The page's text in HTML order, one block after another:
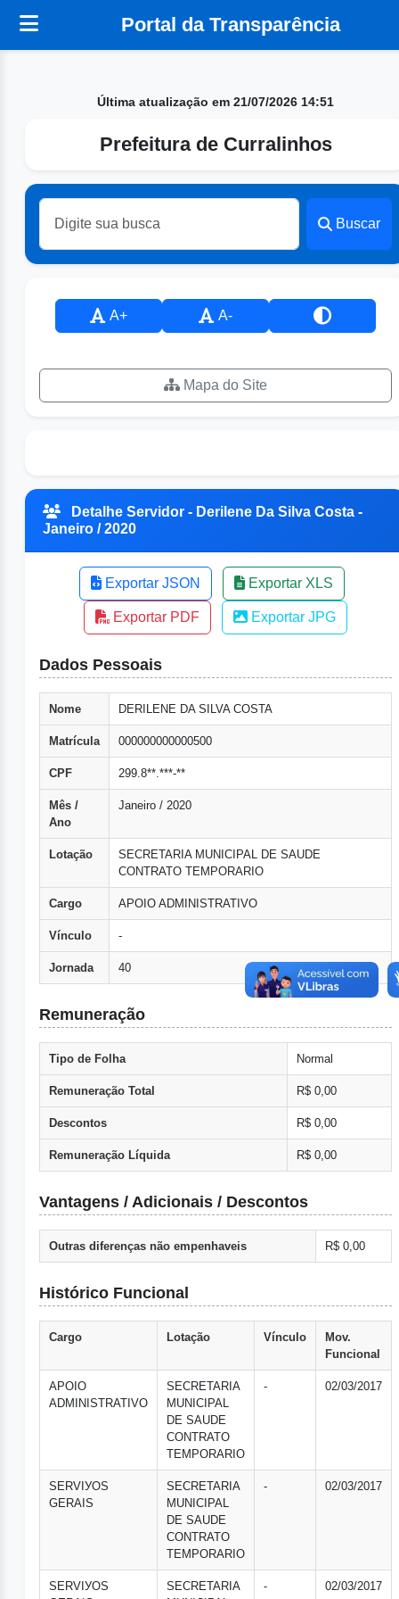
Portal da Transparência
Última atualização em 21/07/2026 14:51
Prefeitura de Curralinhos
Buscar
A+ A-
Mapa do Site
Detalhe Servidor - Derilene Da Silva Costa -
Janeiro / 2020
Exportar JSON Exportar XLS
Exportar PDF Exportar JPG
Dados Pessoais
Nome DERILENE DA SILVA COSTA
Matrícula 000000000000500
CPF 299.8**.***-**
Mês /
Ano
Janeiro / 2020
Lotação
SECRETARIA MUNICIPAL DE SAUDE
CONTRATO TEMPORARIO
Cargo APOIO ADMINISTRATIVO
Vínculo -
Jornada 40
Remuneração
Tipo de Folha Normal
Remuneração Total R$ 0,00
Descontos R$ 0,00
Remuneração Líquida R$ 0,00
Vantagens / Adicionais / Descontos
Outras diferenças não empenhaveis R$ 0,00
Histórico Funcional
Cargo Lotação Vínculo
Mov.
Funcional
APOIO
ADMINISTRATIVO
SECRETARIA
MUNICIPAL
DE SAUDE
CONTRATO
TEMPORARIO
- 02/03/2017
SERVIУOS
GERAIS
SECRETARIA
MUNICIPAL
DE SAUDE
CONTRATO
TEMPORARIO
- 02/03/2017
SERVIУOS
SECRETARIA
- 02/03/2017